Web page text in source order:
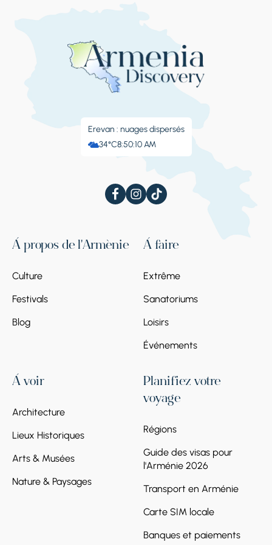
passé militaire.
Erevan : nuages ​​dispersés
34°C8:50:11 AM
À propos de l'Arménie
Culture
Festivals
Blog
À faire
Extrême
Sanatoriums
Loisirs
Événements
À voir
Architecture
Lieux Historiques
Arts & Musées
Nature & Paysages
Planifiez votre
voyage
Régions
Guide des visas pour
l'Arménie 2026
Transport en Arménie
Carte SIM locale
Banques et paiements